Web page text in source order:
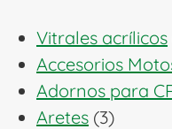
Vitrales acrílicos
Accesorios
Adornos para
Aretes 33